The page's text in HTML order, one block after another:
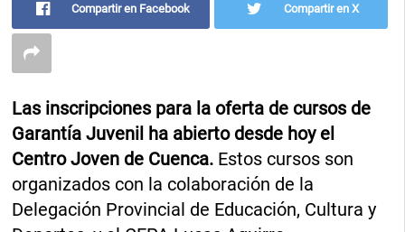
Compartir en Facebook Compartir en X
Las inscripciones para la oferta de cursos de
Garantía Juvenil ha abierto desde hoy el
Centro Joven de Cuenca. Estos cursos son
organizados con la colaboración de la
Delegación Provincial de Educación, Cultura y